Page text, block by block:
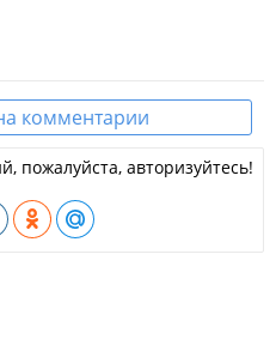
оазис безмятежной и
разного возраста
площадки, для
отдыха.
спокойный и
гостевые
комментарии
пожалуйста, авторизуйтесь!